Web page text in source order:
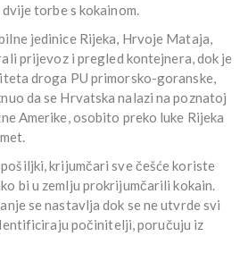
torbe s kokainom.
jedinice Rijeka, Hrvoje Mataja,
prijevoz i pregled kontejnera, dok je
droga PU primorsko-goranske,
da se Hrvatska nalazi na poznatoj
Amerike, osobito preko luke Rijeka
krijumčari sve češće koriste
bi u zemlju prokrijumčarili kokain.
se nastavlja dok se ne utvrde svi
počinitelji, poručuju iz